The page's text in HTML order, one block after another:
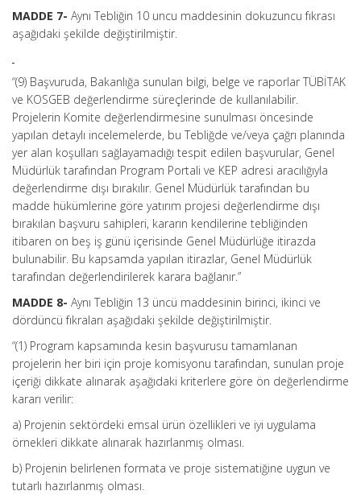
MADDE 7- Aynı Tebliğin 10 uncu maddesinin dokuzuncu fıkrası
aşağıdaki şekilde değiştirilmiştir.
“(9) Başvuruda, Bakanlığa sunulan bilgi, belge ve raporlar TÜBİTAK
ve KOSGEB değerlendirme süreçlerinde de kullanılabilir.
Projelerin Komite değerlendirmesine sunulması öncesinde
yapılan detaylı incelemelerde, bu Tebliğde ve/veya çağrı planında
yer alan koşulları sağlayamadığı tespit edilen başvurular, Genel
Müdürlük tarafından Program Portali ve KEP adresi aracılığıyla
değerlendirme dışı bırakılır. Genel Müdürlük tarafından bu
madde hükümlerine göre yatırım projesi değerlendirme dışı
bırakılan başvuru sahipleri, kararın kendilerine tebliğinden
itibaren on beş iş günü içerisinde Genel Müdürlüğe itirazda
bulunabilir. Bu kapsamda yapılan itirazlar, Genel Müdürlük
tarafından değerlendirilerek karara bağlanır.”
MADDE 8- Aynı Tebliğin 13 üncü maddesinin birinci, ikinci ve
dördüncü fıkraları aşağıdaki şekilde değiştirilmiştir.
“(1) Program kapsamında kesin başvurusu tamamlanan
projelerin her biri için proje komisyonu tarafından, sunulan proje
içeriği dikkate alınarak aşağıdaki kriterlere göre ön değerlendirme
kararı verilir:
a) Projenin sektördeki emsal ürün özellikleri ve iyi uygulama
örnekleri dikkate alınarak hazırlanmış olması.
b) Projenin belirlenen formata ve proje sistematiğine uygun ve
tutarlı hazırlanmış olması.